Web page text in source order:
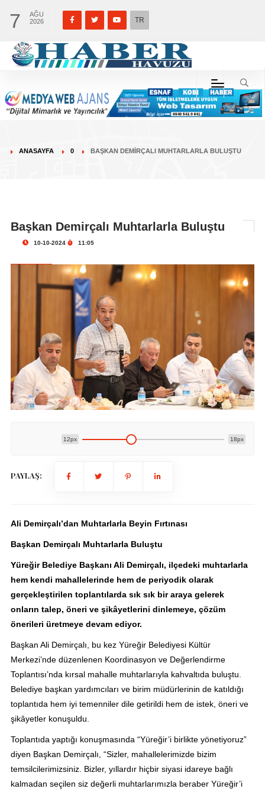
7
AĞU
2026
TR
ANASAYFA 0 BAŞKAN DEMIRÇALI MUHTARLARLA BULUŞTU
Başkan Demirçalı Muhtarlarla Buluştu
10-10-2024 11:05
12px 18px
PAYLAŞ:
Ali Demirçalı’dan Muhtarlarla Beyin Fırtınası
Başkan Demirçalı Muhtarlarla Buluştu
Yüreğir Belediye Başkanı Ali Demirçalı, ilçedeki muhtarlarla
hem kendi mahallelerinde hem de periyodik olarak
gerçekleştirilen toplantılarda sık sık bir araya gelerek
onların talep, öneri ve şikâyetlerini dinlemeye, çözüm
önerileri üretmeye devam ediyor.
Başkan Ali Demirçalı, bu kez Yüreğir Belediyesi Kültür
Merkezi’nde düzenlenen Koordinasyon ve Değerlendirme
Toplantısı’nda kırsal mahalle muhtarlarıyla kahvaltıda buluştu.
Belediye başkan yardımcıları ve birim müdürlerinin de katıldığı
toplantıda hem iyi temenniler dile getirildi hem de istek, öneri ve
şikâyetler konuşuldu.
Toplantıda yaptığı konuşmasında “Yüreğir’i birlikte yönetiyoruz”
diyen Başkan Demirçalı, “Sizler, mahallelerimizde bizim
temsilcilerimizsiniz. Bizler, yıllardır hiçbir siyasi idareye bağlı
kalmadan seçilen siz değerli muhtarlarımızla beraber Yüreğir’i